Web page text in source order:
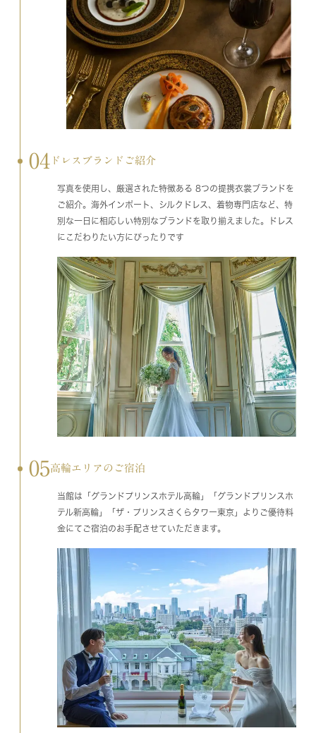
04 ドレスブランドご紹介
写真を使用し、厳選された特徴ある 8つの提携衣裳ブランドを
ご紹介。海外インポート、シルクドレス、着物専門店など、特
別な一日に相応しい特別なブランドを取り揃えました。ドレス
にこだわりたい方にぴったりです
05高輪エリアのご宿泊
当館は「グランドプリンスホテル高輪」「グランドプリンスホ
テル新高輪」「ザ・プリンスさくらタワー東京」よりご優待料
金にてご宿泊のお手配させていただきます。